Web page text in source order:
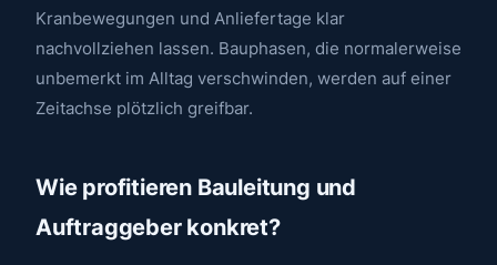
Kranbewegungen und Anliefertage klar
nachvollziehen lassen. Bauphasen, die normalerweise
unbemerkt im Alltag verschwinden, werden auf einer
Zeitachse plötzlich greifbar.
Wie profitieren Bauleitung und
Auftraggeber konkret?